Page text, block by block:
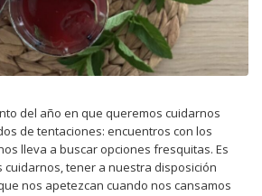
del año en que queremos cuidarnos
de tentaciones: encuentros con los
lleva a buscar opciones fresquitas. Es
tener a nuestra disposición
nos apetezcan cuando nos cansamos